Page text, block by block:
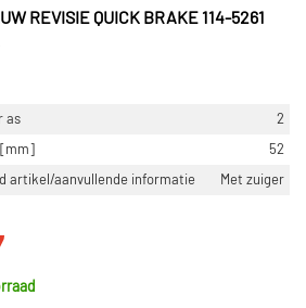
REVISIE QUICK BRAKE 114-5261
as
2
52
artikel/aanvullende informatie
Met zuiger